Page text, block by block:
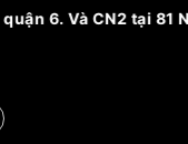
CN2 tại 81